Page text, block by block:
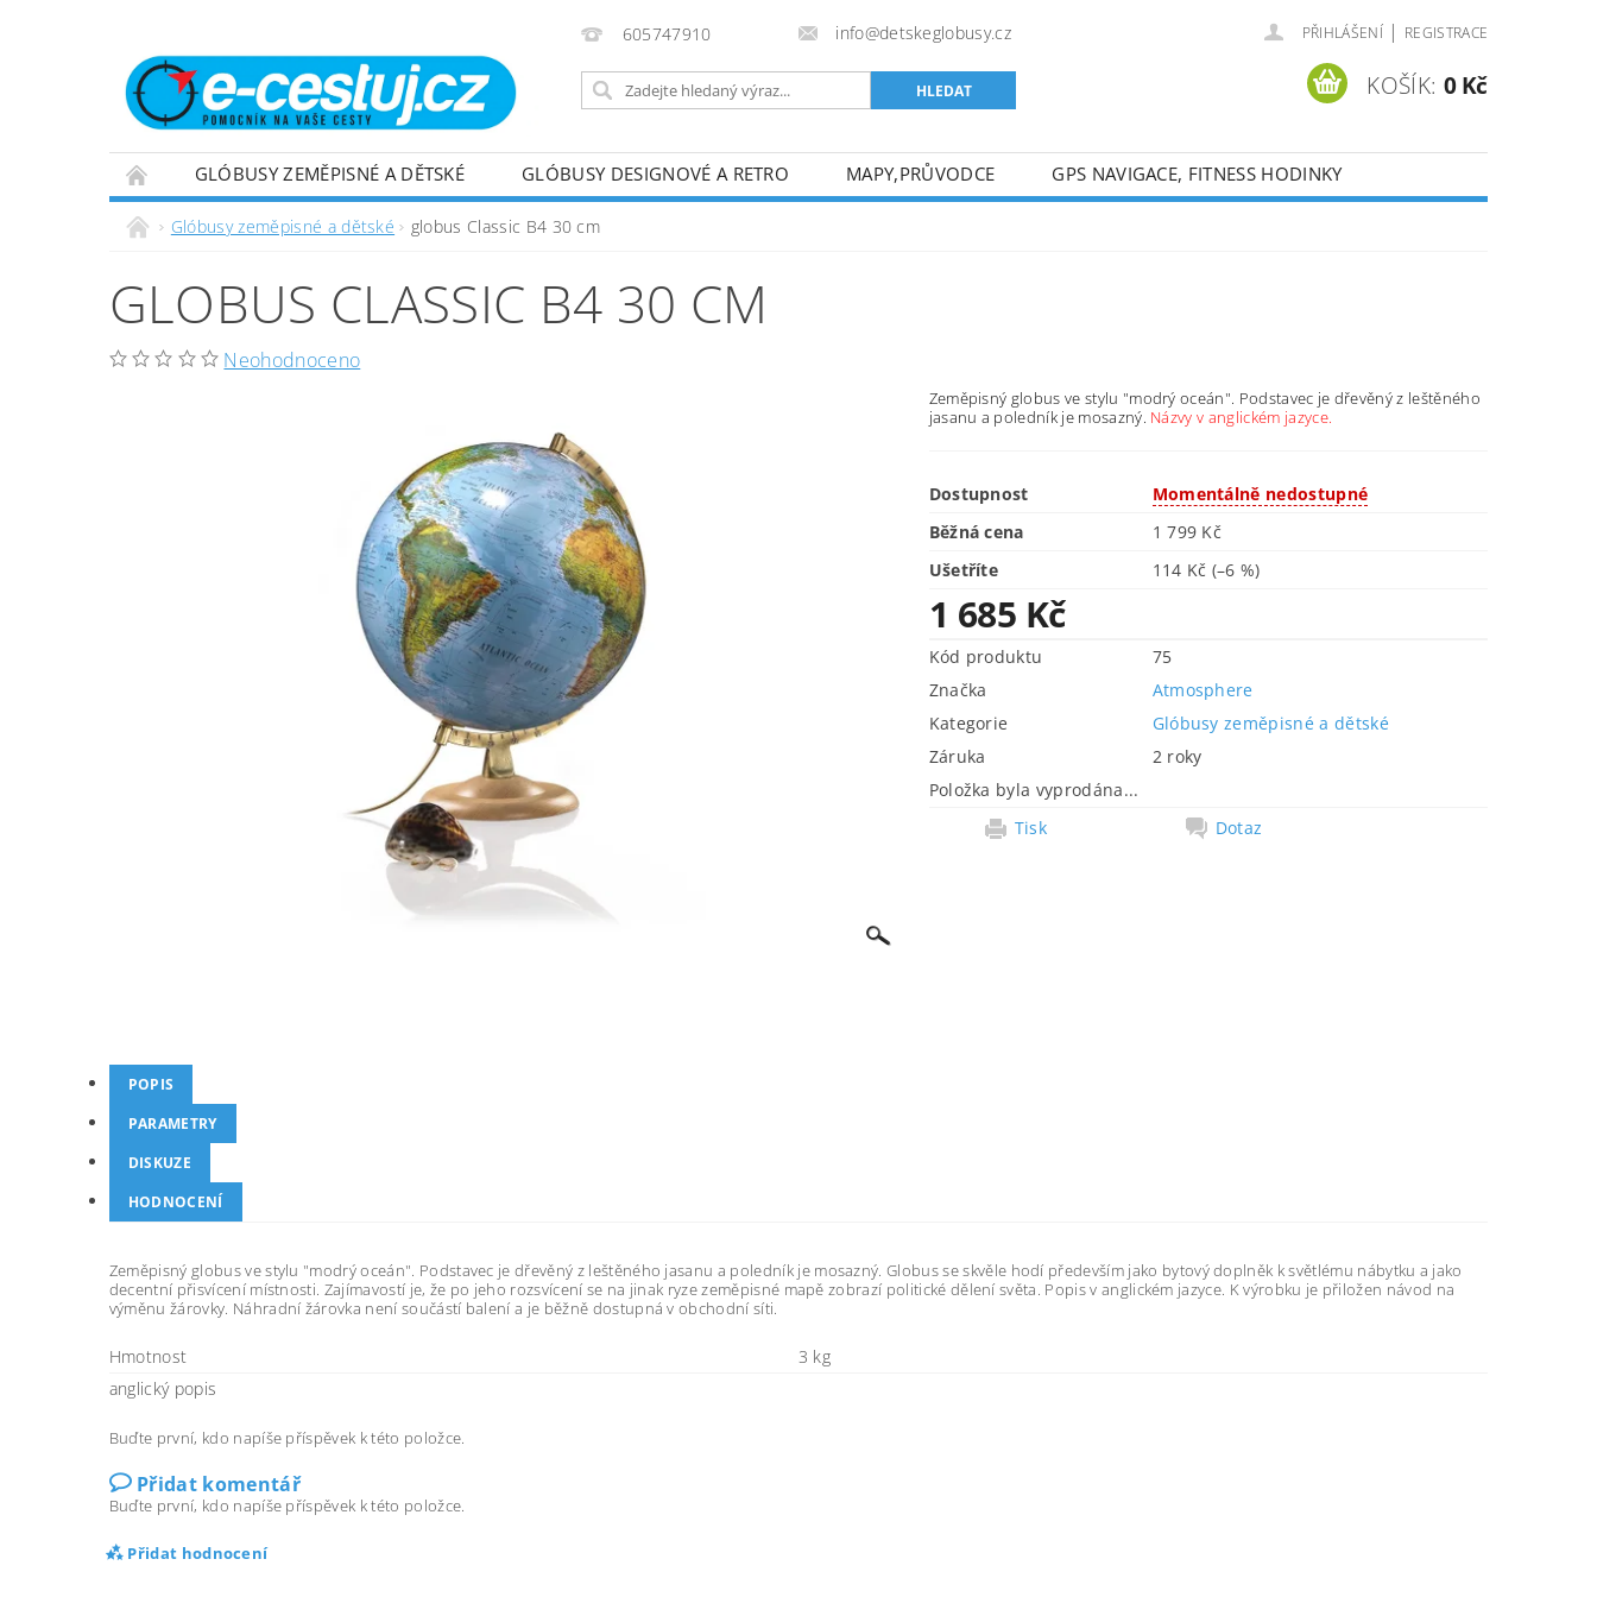
605747910 info@detskeglobusy.cz PŘIHLÁŠENÍ | REGISTRACE
KOŠÍK: 0 Kč
GLÓBUSY ZEMĚPISNÉ A DĚTSKÉ GLÓBUSY DESIGNOVÉ A RETRO MAPY,PRŮVODCE
GPS NAVIGACE, FITNESS HODINKY
OBCHODNÍ PODMÍNKY
NAPIŠTE NÁM KONTAKTY
Glóbusy zeměpisné a dětské globus Classic B4 30 cm
GLOBUS CLASSIC B4 30 CM
Neohodnoceno
Zeměpisný globus ve stylu "modrý oceán". Podstavec je dřevěný z leštěného
jasanu a poledník je mosazný. Názvy v anglickém jazyce.
Dostupnost
Momentálně nedostupné
Běžná cena
1 799 Kč
Ušetříte
114 Kč (–6 %)
1 685 Kč
Kód produktu
75
Značka
Atmosphere
Kategorie
Glóbusy zeměpisné a dětské
Záruka
2 roky
Položka byla vyprodána...
Tisk
Dotaz
POPIS
PARAMETRY
DISKUZE
HODNOCENÍ
Zeměpisný globus ve stylu "modrý oceán". Podstavec je dřevěný z leštěného jasanu a poledník je mosazný. Globus se skvěle hodí především jako bytový doplněk k světlému nábytku a jako
decentní přisvícení místnosti. Zajímavostí je, že po jeho rozsvícení se na jinak ryze zeměpisné mapě zobrazí politické dělení světa. Popis v anglickém jazyce. K výrobku je přiložen návod na
výměnu žárovky. Náhradní žárovka není součástí balení a je běžně dostupná v obchodní síti.
Hmotnost
3 kg
anglický popis
Buďte první, kdo napíše příspěvek k této položce.
Přidat komentář
Buďte první, kdo napíše příspěvek k této položce.
Přidat hodnocení